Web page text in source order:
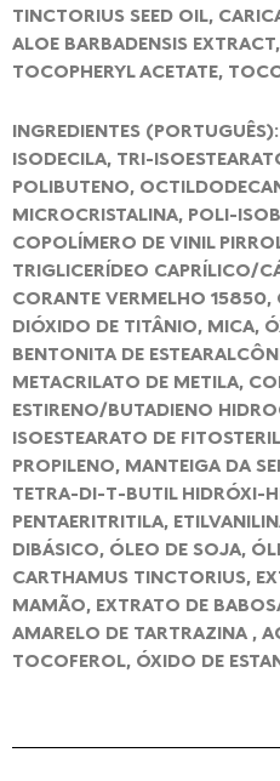
TINCTORIUS SEED OIL,
ALOE BARBADENSIS
TOCOPHERYL ACETATE,
INGREDIENTES
ISODECILA, TRI-
POLIBUTENO,
MICROCRISTALINA, POLI-
COPOLÍMERO DE VINIL
TRIGLICERÍDEO CAPRÍLICO/
CORANTE VERMELHO 15850,
DIÓXIDO DE TITÂNIO, MICA,
BENTONITA DE
METACRILATO DE METILA,
ESTIRENO/BUTADIENO
ISOESTEARATO DE
PROPILENO, MANTEIGA DA
TETRA-DI-T-BUTIL HIDRÓXI-
PENTAERITRITILA,
DIBÁSICO, ÓLEO DE SOJA,
CARTHAMUS TINCTORIUS,
MAMÃO, EXTRATO DE
AMARELO DE TARTRAZINA ,
TOCOFEROL, ÓXIDO DE